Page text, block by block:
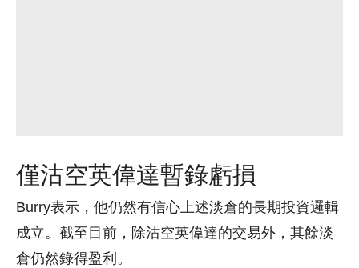
僅沽空英偉達暫錄虧損
Burry表示，他仍然有信心上述淡倉的長期投資邏輯
成立。截至目前，除沽空英偉達的交易外，其餘淡
倉仍然錄得盈利。